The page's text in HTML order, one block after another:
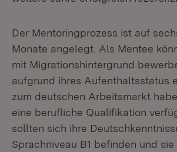
Der Mentoringprozess ist auf
Monate angelegt. Als Mentee
mit Migrationshintergrund
aufgrund ihres Aufenthaltsstatus
zum deutschen Arbeitsmarkt
eine berufliche Qualifikation
sollten sich ihre
Sprachniveau B1 befinden und